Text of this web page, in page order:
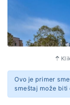
Ovo je primer
smeštaj može biti